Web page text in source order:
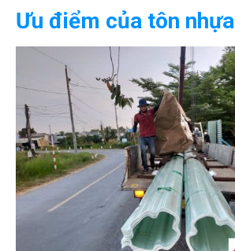
Ưu điểm của tôn nhựa